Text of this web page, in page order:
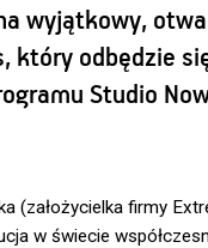
wyjątkowy,
który odbędzie
Studio
(założycielka firmy
w świecie